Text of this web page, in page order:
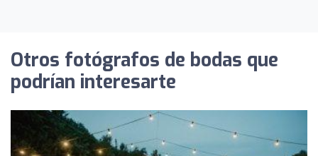
Otros fotógrafos de bodas que
podrían interesarte